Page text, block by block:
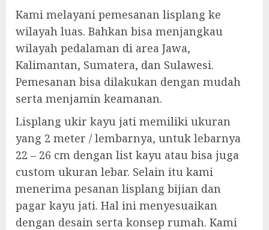
Kami melayani pemesanan lisplang ke
wilayah luas. Bahkan bisa menjangkau
wilayah pedalaman di area Jawa,
Kalimantan, Sumatera, dan Sulawesi.
Pemesanan bisa dilakukan dengan mudah
serta menjamin keamanan.
Lisplang ukir kayu jati memiliki ukuran
yang 2 meter / lembarnya, untuk lebarnya
22 – 26 cm dengan list kayu atau bisa juga
custom ukuran lebar. Selain itu kami
menerima pesanan lisplang bijian dan
pagar kayu jati. Hal ini menyesuaikan
dengan desain serta konsep rumah. Kami